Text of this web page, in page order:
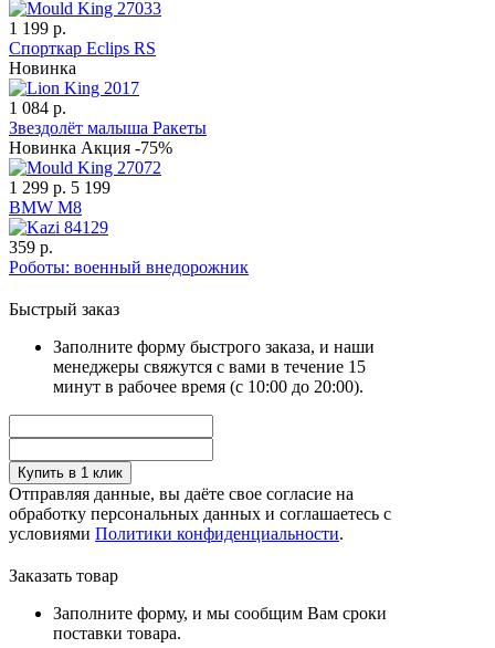
1 199 р.
Спорткар Eclips RS
Новинка
1 084 р.
Звездолёт малыша Ракеты
Новинка Акция -75%
1 299 р. 5 199
BMW M8
359 р.
Роботы: военный внедорожник
Быстрый заказ
Заполните форму быстрого заказа, и наши
менеджеры свяжутся с вами в течение 15
минут в рабочее время (с 10:00 до 20:00).
Купить в 1 клик
Отправляя данные, вы даёте свое согласие на
обработку персональных данных и соглашаетесь с
условиями Политики конфиденциальности.
Заказать товар
Заполните форму, и мы сообщим Вам сроки
поставки товара.